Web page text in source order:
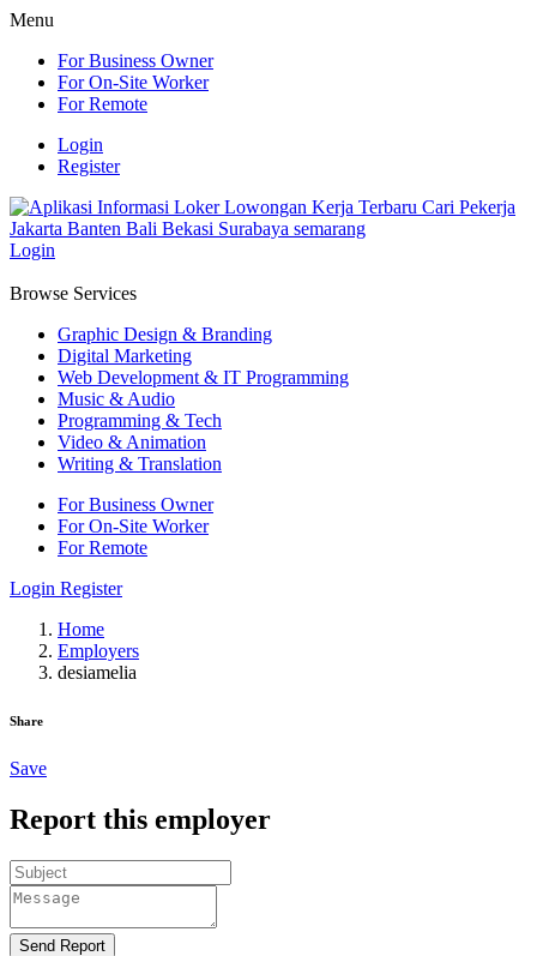
Menu
For Business Owner
For On-Site Worker
For Remote
Login
Register
Login
Browse Services
Graphic Design & Branding
Digital Marketing
Web Development & IT Programming
Music & Audio
Programming & Tech
Video & Animation
Writing & Translation
For Business Owner
For On-Site Worker
For Remote
Login Register
Home
Employers
desiamelia
Share
Save
Report this employer
Send Report